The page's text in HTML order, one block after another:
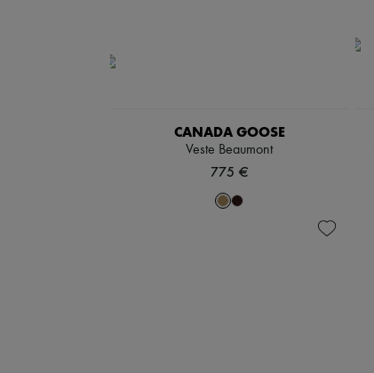
CANADA GOOSE
Veste Beaumont
775 €